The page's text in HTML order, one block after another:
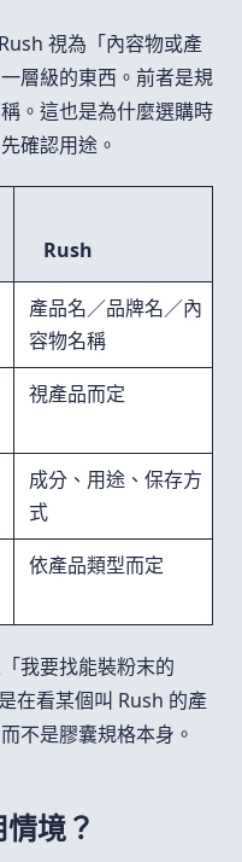
視為「內容物或產
層級的東西。前者是規
。這也是為什麼選購時
確認用途。
Rush
產品名／品牌名／內
容物名稱
視產品而定
成分、用途、保存方
式
依產品類型而定
我要找能裝粉末的
在看某個叫 Rush 的產
不是膠囊規格本身。
境？